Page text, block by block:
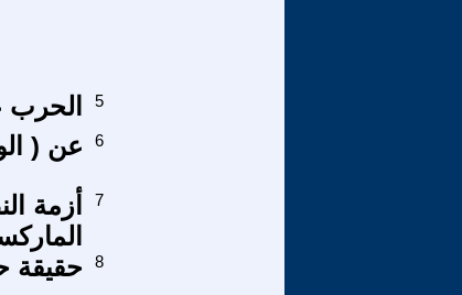
الحرب 5
عن ( 6
أزمة
7
حقيقة حوار 8